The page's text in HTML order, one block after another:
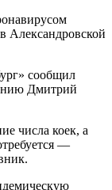
Александровской
сообщил
Дмитрий
числа коек, а
—